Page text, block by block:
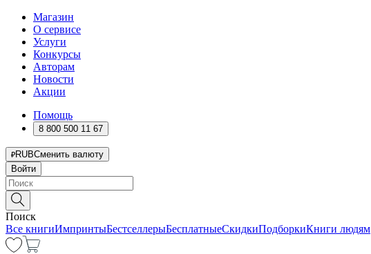
Магазин
О сервисе
Услуги
Конкурсы
Авторам
Новости
Акции
Помощь
8 800 500 11 67
RUBСменить валюту
Войти
Поиск
Все книгиИмпринтыБестселлерыБесплатныеСкидкиПодборкиКниги людям